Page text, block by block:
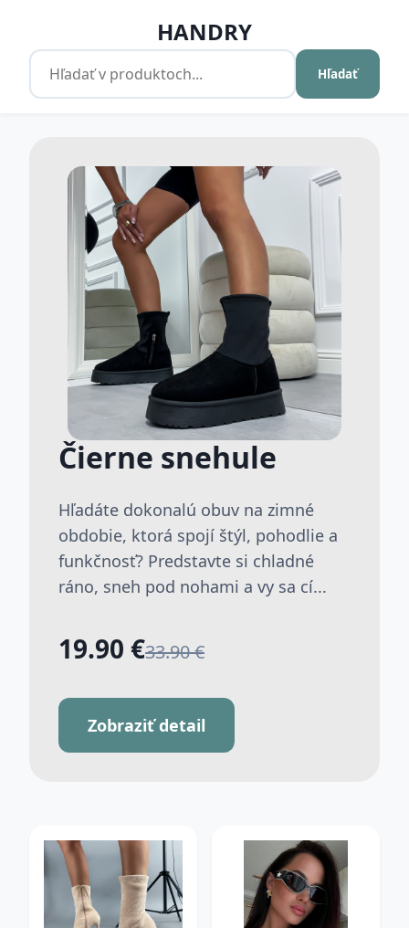
HANDRY
Hľadať
Čierne snehule
Hľadáte dokonalú obuv na zimné
obdobie, ktorá spojí štýl, pohodlie a
funkčnosť? Predstavte si chladné
ráno, sneh pod nohami a vy sa cí...
19.90 €33.90 €
Zobraziť detail